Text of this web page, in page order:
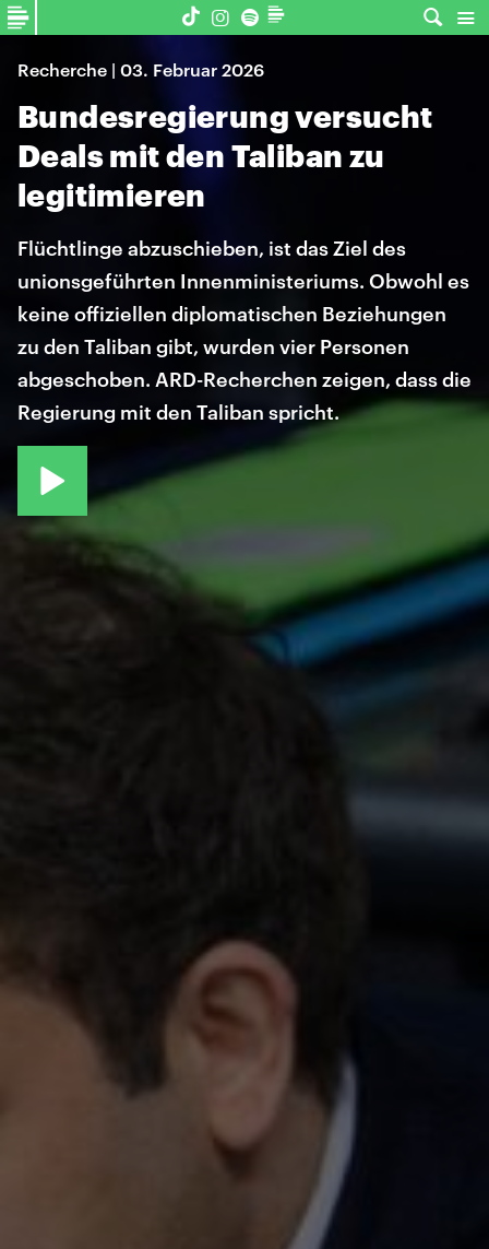
Recherche | 03. Februar 2026
Bundesregierung versucht
Deals mit den Taliban zu
legitimieren
Flüchtlinge abzuschieben, ist das Ziel des
unionsgeführten Innenministeriums. Obwohl es
keine offiziellen diplomatischen Beziehungen
zu den Taliban gibt, wurden vier Personen
abgeschoben. ARD-Recherchen zeigen, dass die
Regierung mit den Taliban spricht.